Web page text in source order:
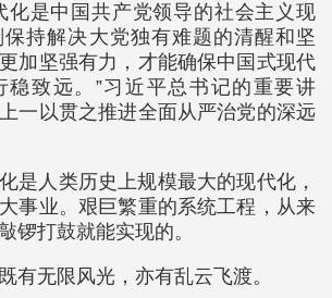
化是中国共产党领导的社会主义现
持解决大党独有难题的清醒和坚
加坚强有力，才能确保中国式现代
稳致远。”习近平总书记的重要讲
一以贯之推进全面从严治党的深远
是人类历史上规模最大的现代化，
事业。艰巨繁重的系统工程，从来
锣打鼓就能实现的。
有无限风光，亦有乱云飞渡。